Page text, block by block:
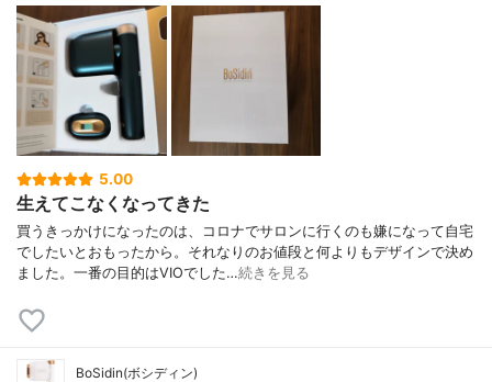
5.00
生えてこなくなってきた
買うきっかけになったのは、コロナでサロンに行くのも嫌になって自宅
でしたいとおもったから。それなりのお値段と何よりもデザインで決め
ました。一番の目的はVIOでした…続きを見る
BoSidin(ボシディン)